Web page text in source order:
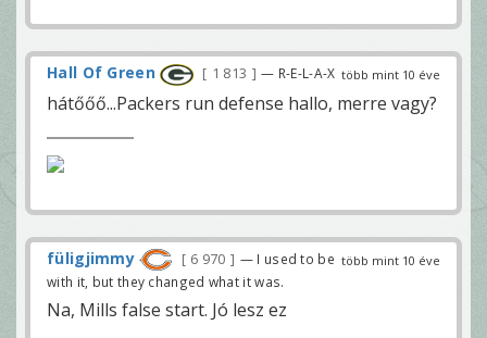
több mint 10 éve
Hall Of Green 1 813 — R-E-L-A-X
hátőőő...Packers run defense hallo, merre vagy?
több mint 10 éve
füligjimmy 6 970
— I used to be
with it, but they changed what it was.
Na, Mills false start. Jó lesz ez